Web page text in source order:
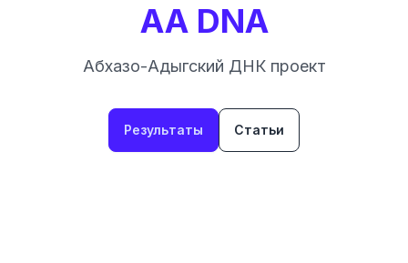
AA DNA
Абхазо-Адыгский ДНК проект
Результаты Статьи